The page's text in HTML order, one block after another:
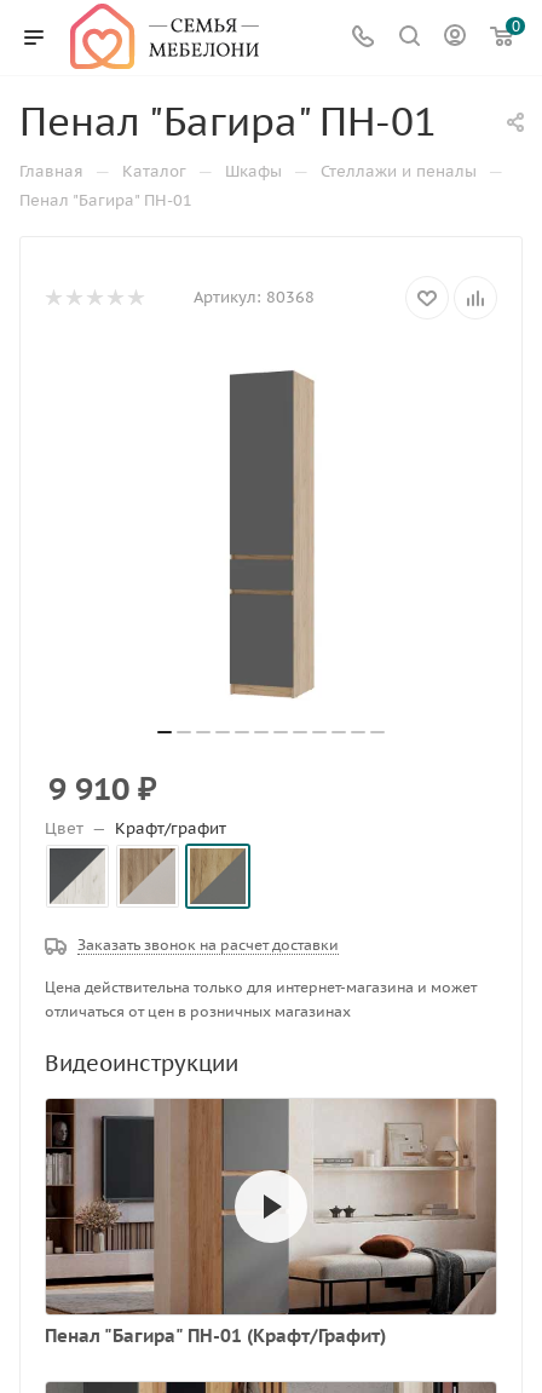
0
Пенал "Багира" ПН-01
Главная — Каталог — Шкафы — Стеллажи и пеналы —
Пенал "Багира" ПН-01
Артикул: 80368
9 910 ₽
Цвет — Крафт/графит
Заказать звонок на расчет доставки
Цена действительна только для интернет-магазина и может
отличаться от цен в розничных магазинах
Видеоинструкции
Пенал "Багира" ПН-01 (Крафт/Графит)